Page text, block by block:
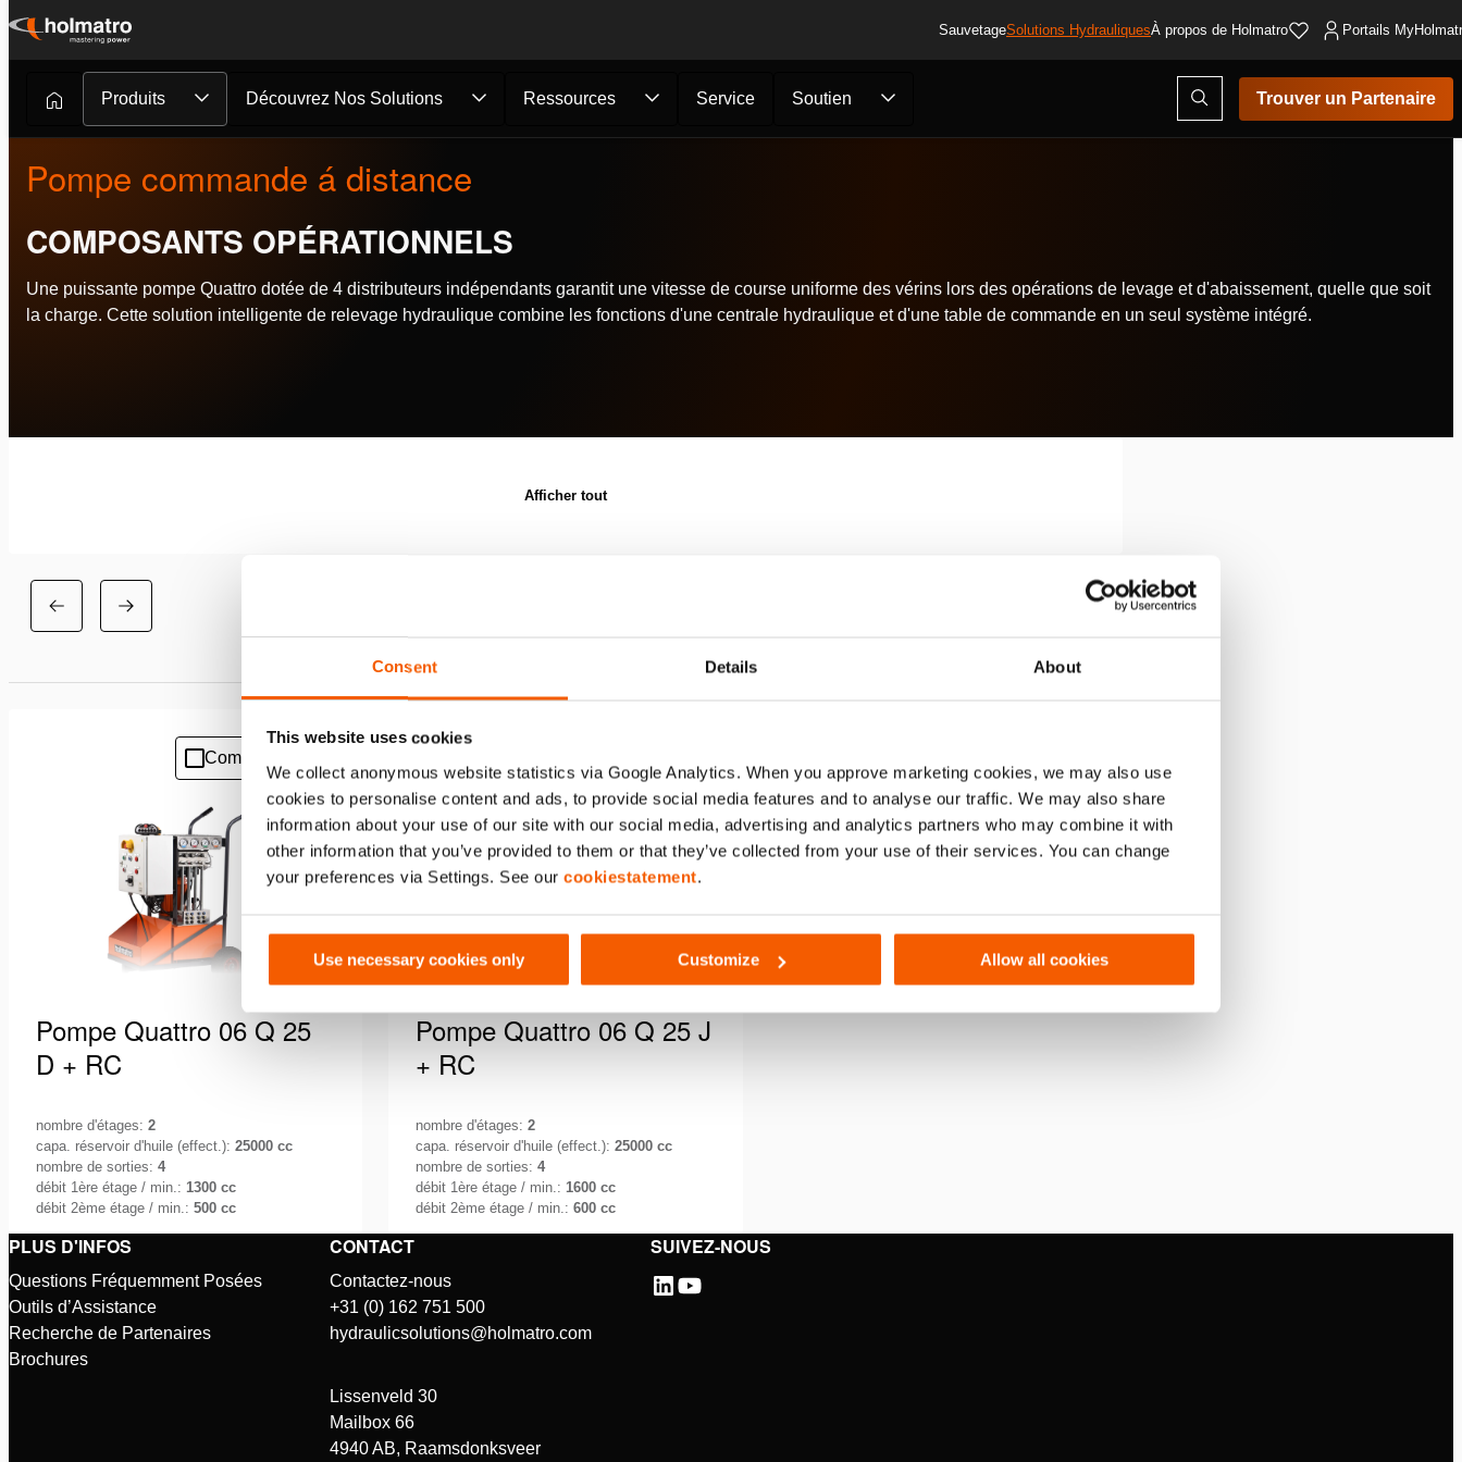
Consent Details About
This website uses cookies
We collect anonymous website statistics via Google Analytics. When you approve marketing cookies, we may also use
cookies to personalise content and ads, to provide social media features and to analyse our traffic. We may also share
information about your use of our site with our social media, advertising and analytics partners who may combine it with
other information that you’ve provided to them or that they’ve collected from your use of their services. You can change
your preferences via Settings. See our cookiestatement.
Use necessary cookies only Customize Allow all cookies
Passer
contenu
SauvetageSolutions HydrauliquesÀ propos de Holmatro Portails
Produits Découvrez Nos Solutions Ressources Service Soutien
Ouvrir
la
fenêtre
de
Trouver un Partenaire
Pompe commande á distance
COMPOSANTS OPÉRATIONNELS
Une puissante pompe Quattro dotée de 4 distributeurs indépendants garantit une vitesse de course uniforme des vérins lors des opérations de levage et d'abaissement, quelle que soit
la charge. Cette solution intelligente de relevage hydraulique combine les fonctions d'une centrale hydraulique et d'une table de commande en un seul système intégré.
Afficher tout
Default
Comparer
Ajouter
à
la
liste
de
souhaits
Pompe Quattro 06 Q 25
D + RC
nombre d'étages: 2
capa. réservoir d'huile (effect.): 25000 cc
nombre de sorties: 4
débit 1ère étage / min.: 1300 cc
débit 2ème étage / min.: 500 cc
Quand on travaille dans des
conditions difficiles et que le temps est
compté, la priorité est de garantir un
environnement …
Voir les détails
Ajouter
à
la
liste
de
souhaits
Pompe Quattro 06 Q 25 J
+ RC
nombre d'étages:2
capa. réservoir d'huile (effect.):25000 cc
nombre de sorties:4
débit 1ère étage / min.: 1600 cc
débit 2ème étage / min.:600 cc
conditions difficiles et que le temps est
compté, la priorité est de garantir un
environnement …
Voir les détails
SUIVEZ-NOUS
PLUS D'INFOS
Questions Fréquemment Posées
Outils d’Assistance
Recherche de Partenaires
Brochures
CONTACT
Contactez-nous
+31 (0) 162 751 500
hydraulicsolutions@holmatro.com
Lissenveld 30
Mailbox 66
4940 AB, Raamsdonksveer